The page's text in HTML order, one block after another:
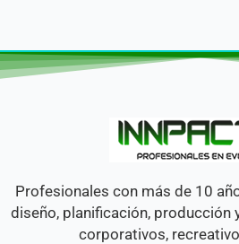
Profesionales con más de 10
diseño, planificación, producción
corporativos,